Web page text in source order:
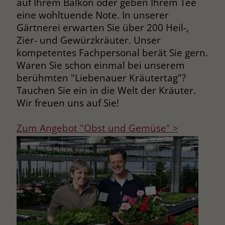
eine wohltuende Note. In unserer
Gärtnerei erwarten Sie über 200 Heil-,
Zier- und Gewürzkräuter. Unser
kompetentes Fachpersonal berät Sie gern.
Waren Sie schon einmal bei unserem
berühmten "Liebenauer Kräutertag"?
Tauchen Sie ein in die Welt der Kräuter.
Wir freuen uns auf Sie!
Zum Angebot "Obst und Gemüse" >
Name __cf_bm
Anbieter .fonts.net
Laufzeit 30 Minuten
Zweck
This cookie, set by Cloudflare, is used to
support Cloudflare Bot Management.
Name JSessionID
Anbieter jobs.stiftung-liebenau.de
Laufzeit Session
Zweck
Behält die Zustände des Benutzers bei
allen Seitenanfragen bei.
Name _gcl_au
Anbieter Google Ads
Laufzeit 90 Tage
Zweck Enthält eine zufallsgenerierte User-ID.
Anbieter Google Ads
Laufzeit 90 Tage
Dieses Cookie wird gesetzt, wenn ein
User über einen Klick auf eine Google
Werbeanzeige auf die Website gelangt.
Es enthält Informationen darüber,